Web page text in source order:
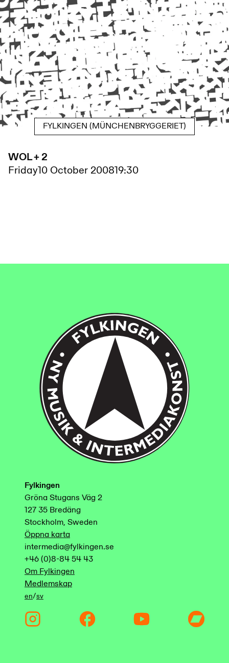
FYLKINGEN (MÜNCHENBRYGGERIET)
WOL + 2
Friday10 October 200819:30
Fylkingen
Gröna Stugans Väg 2
127 35 Bredäng
Stockholm, Sweden
Öppna karta
intermedia@fylkingen.se
+46 (0)8-84 54 43
Om Fylkingen
Medlemskap
en/sv